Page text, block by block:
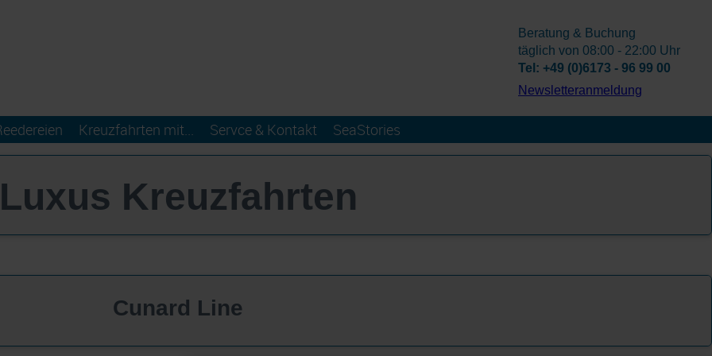
Kreuzfahrten mit... Servce & Kontakt SeaStories
Beratung & Buchung
täglich von 08:00 - 22:00 Uhr
Tel: +49 (0)6173 - 96 99 00
­Newsletteranmeldung
Luxus Kreuzfahrten
Cunard Line